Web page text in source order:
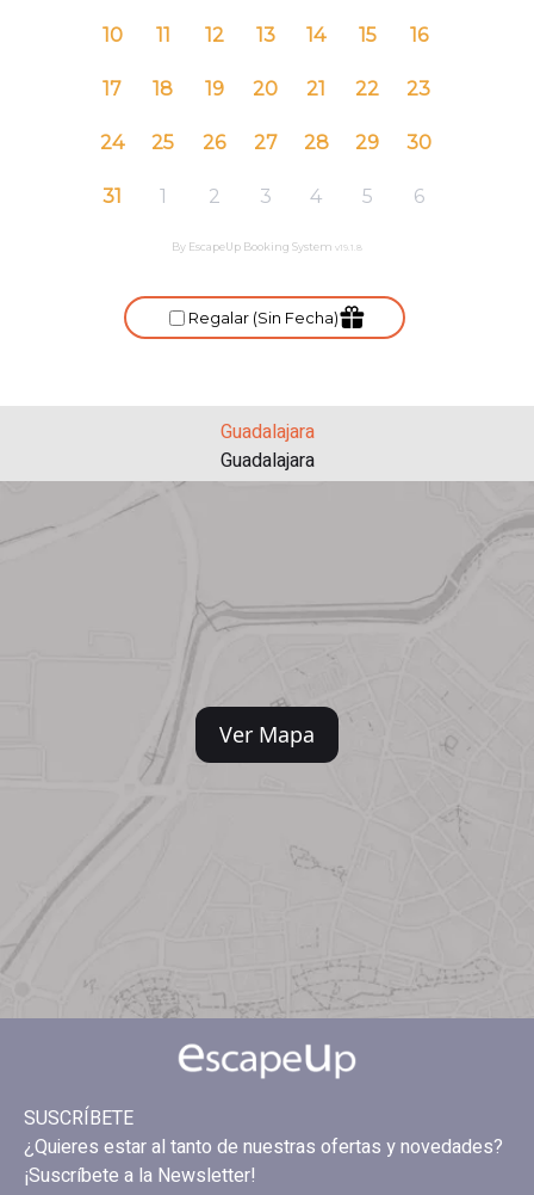
Guadalajara
Guadalajara
Ver Mapa
SUSCRÍBETE
¿Quieres estar al tanto de nuestras ofertas y novedades?
¡Suscríbete a la Newsletter!